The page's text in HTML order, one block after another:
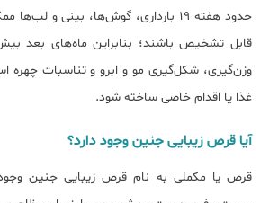
حدود هفته ۱۹ بارداری، گوش‌ها، بینی و
قابل تشخیص باشند؛ بنابراین ماه‌های بعد
وزن‌گیری، شکل‌گیری مو و ابرو و تناسبات چهره
غذا یا اقدام خاصی ساخته شود.
آﯾﺎ ﻗرص زیبایی جنین وﺟود دارد؟
قرص یا مکملی به نام قرص زیبایی جنین وجود